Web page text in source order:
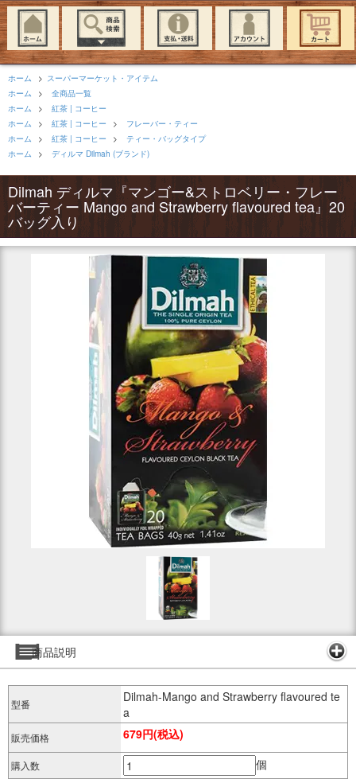
ホーム > スーパーマーケット・アイテム
ホーム
>
全商品一覧
ホーム
>
紅茶 | コーヒー
ホーム
> 紅茶 | コーヒー >
フレーバー・ティー
ホーム
> 紅茶 | コーヒー >
ティー・バッグタイプ
ホーム
> ディルマ Dilmah (ブランド)
Dilmah ディルマ『マンゴー&ストロベリー・フレー
バーティー Mango and Strawberry flavoured tea』20
バッグ入り
商品説明
型番
Dilmah-Mango and Strawberry flavoured te
a
販売価格 679円(税込)
購入数 個